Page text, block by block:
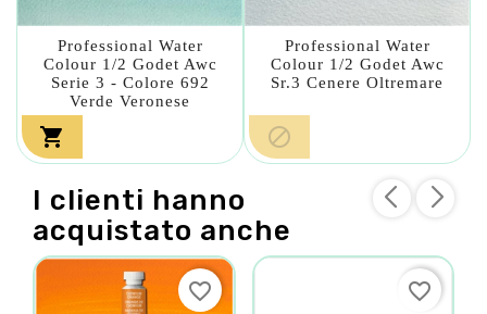
Professional Water
Colour 1/2 Godet Awc
Serie 3 - Colore 692
Verde Veronese

Professional Water
Colour 1/2 Godet Awc
Sr.3 Cenere Oltremare

I clienti hanno
acquistato anche
favorite_border favorite_border